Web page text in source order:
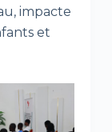
impacte
et